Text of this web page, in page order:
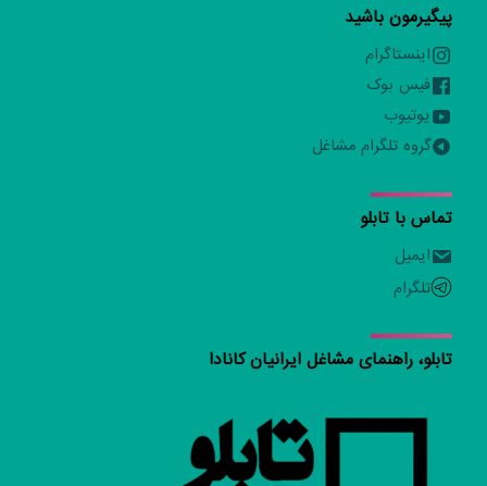
پیگیرمون باشید
اینستاگرام
فیس بوک
یوتیوب
گروه تلگرام مشاغل
تماس با تابلو
ایمیل
تلگرام
تابلو، راهنمای مشاغل ایرانیان کانادا